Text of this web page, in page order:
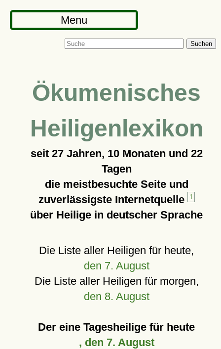
Menu
Suchen
Ökumenisches
Heiligenlexikon
seit 27 Jahren, 10 Monaten und 22
Tagen
die meistbesuchte Seite und
zuverlässigste Internetquelle
1
über Heilige in deutscher Sprache
Die Liste aller Heiligen für heute,
den 7. August
Die Liste aller Heiligen für morgen,
den 8. August
Der eine Tagesheilige für heute
, den 7. August